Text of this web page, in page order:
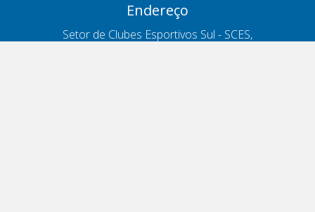
Endereço
Setor de Clubes Esportivos Sul - SCES,